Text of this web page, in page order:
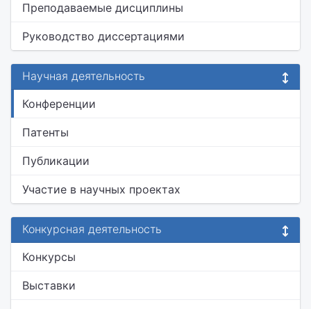
Преподаваемые дисциплины
Руководство диссертациями
Научная деятельность
Конференции
Патенты
Публикации
Участие в научных проектах
Конкурсная деятельность
Конкурсы
Выставки